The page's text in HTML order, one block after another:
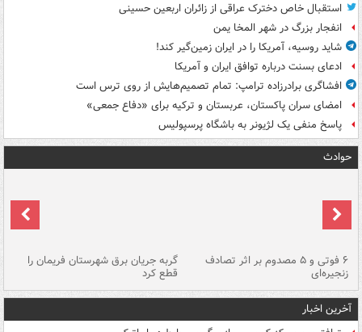
استقبال خاص دخترک عراقی از زائران اربعین حسینی
انفجار بزرگ در شهر المخا یمن
شاید روسیه، آمریکا را در ایران زمین‌گیر کند!
ادعای بسنت درباره توافق ایران و آمریکا
افشاگری برادرزاده ترامپ: تمام تصمیم‌هایش از روی ترس است
امضای سران پاکستان، عربستان و ترکیه برای «دفاع جمعی»
پاسخ منفی یک لژیونر به باشگاه پرسپولیس
حوادث
۶ فوتی و ۵ مصدوم بر اثر تصادف
زنجیره‌ای
گربه جریان برق شهرستان فریمان را
قطع کرد
آخرین اخبار